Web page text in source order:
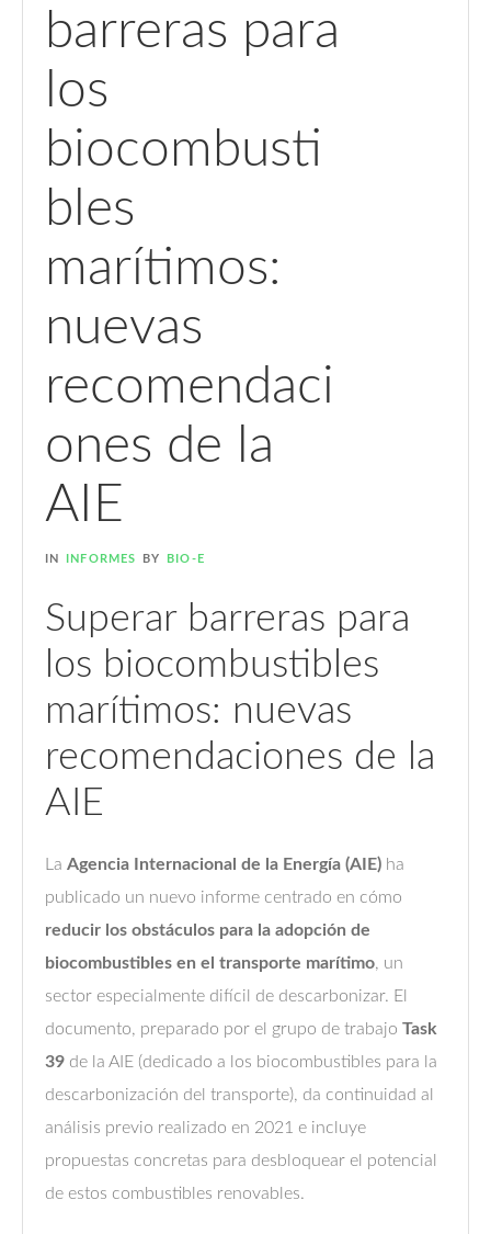
barreras para
los
biocombusti
bles
marítimos:
nuevas
recomendaci
ones de la
AIE
IN INFORMES BY BIO-E
Superar barreras para
los biocombustibles
marítimos: nuevas
recomendaciones de la
AIE
La Agencia Internacional de la Energía (AIE) ha
publicado un nuevo informe centrado en cómo
reducir los obstáculos para la adopción de
biocombustibles en el transporte marítimo, un
sector especialmente difícil de descarbonizar. El
documento, preparado por el grupo de trabajo Task
39 de la AIE (dedicado a los biocombustibles para la
descarbonización del transporte), da continuidad al
análisis previo realizado en 2021 e incluye
propuestas concretas para desbloquear el potencial
de estos combustibles renovables.